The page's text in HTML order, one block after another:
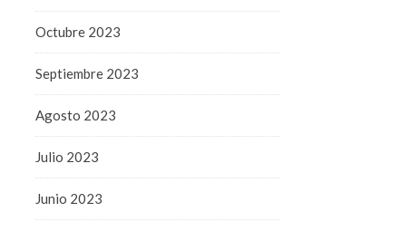
Octubre 2023
Septiembre 2023
Agosto 2023
Julio 2023
Junio 2023